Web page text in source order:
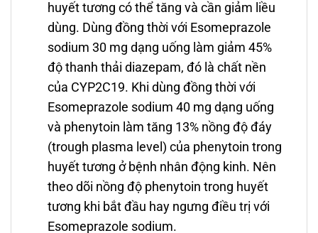
huyết tương có thể tăng và cần giảm liều
dùng. Dùng đồng thời với Esomeprazole
sodium 30 mg dạng uống làm giảm 45%
độ thanh thải diazepam, đó là chất nền
của CYP2C19. Khi dùng đồng thời với
Esomeprazole sodium 40 mg dạng uống
và phenytoin làm tăng 13% nồng độ đáy
(trough plasma level) của phenytoin trong
huyết tương ở bệnh nhân động kinh. Nên
theo dõi nồng độ phenytoin trong huyết
tương khi bắt đầu hay ngưng điều trị với
Esomeprazole sodium.